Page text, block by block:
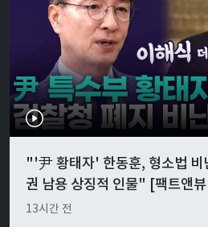
"'尹 황태자' 한동훈, 형소법
권 남용 상징적 인물" [팩트앤
13시간 전